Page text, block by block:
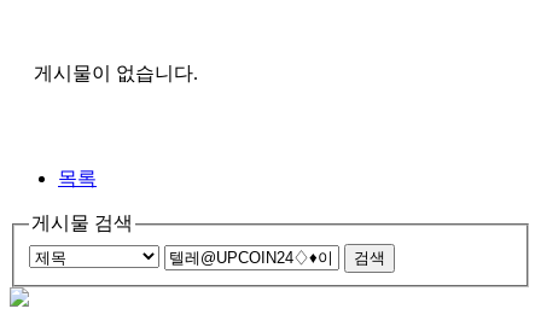
게시물이 없습니다.
목록
게시물 검색